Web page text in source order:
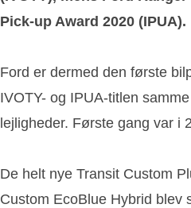
Pick-up Award 2020 (IPUA).
Ford er dermed den første
IVOTY- og IPUA-titlen
lejligheder. Første gang var i
De helt nye Transit Custom
Custom EcoBlue Hybrid blev